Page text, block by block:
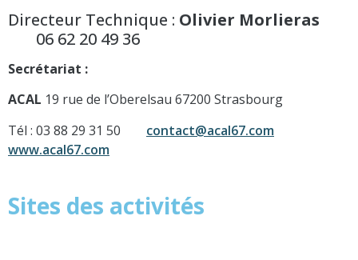
Directeur Technique : Olivier Morlieras
06 62 20 49 36
Secrétariat :
ACAL 19 rue de l’Oberelsau 67200 Strasbourg
Tél : 03 88 29 31 50 contact@acal67.com
www.acal67.com
Sites des activités